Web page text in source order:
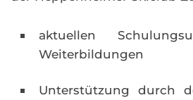
aktuellen
Weiterbildungen
Unterstützung durch